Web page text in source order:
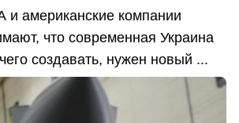
американские компании
что современная Украина
создавать, нужен новый ...